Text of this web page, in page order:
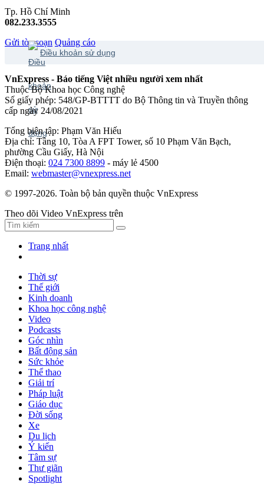
Tp. Hồ Chí Minh
082.233.3555
Gửi tòa soạn Quảng cáo
Điều khoản sử dụng
VnExpress - Báo tiếng Việt nhiều người xem nhất
Thuộc Bộ Khoa học Công nghệ
Số giấy phép: 548/GP-BTTTT do Bộ Thông tin và Truyền thông
cấp ngày 24/08/2021
Tổng biên tập: Phạm Văn Hiếu
Địa chỉ: Tầng 10, Tòa A FPT Tower, số 10 Phạm Văn Bạch,
phường Cầu Giấy, Hà Nội
Điện thoại: 024 7300 8899 - máy lẻ 4500
Email: webmaster@vnexpress.net
© 1997-2026. Toàn bộ bản quyền thuộc VnExpress
Theo dõi Video VnExpress trên
Trang nhất
Thời sự
Thế giới
Kinh doanh
Khoa học công nghệ
Video
Podcasts
Góc nhìn
Bất động sản
Sức khỏe
Thể thao
Giải trí
Pháp luật
Giáo dục
Đời sống
Xe
Du lịch
Ý kiến
Tâm sự
Thư giãn
Spotlight